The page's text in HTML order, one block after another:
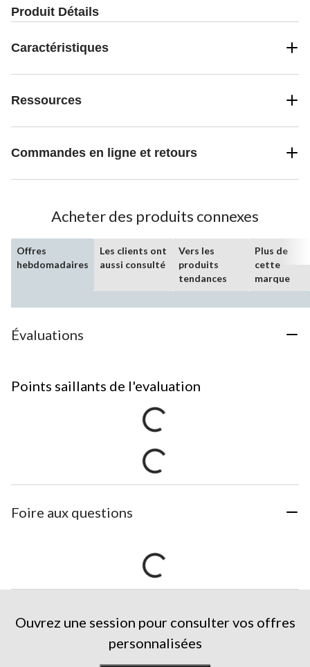
Produit Détails
Caractéristiques
Ressources
Commandes en ligne et retours
Acheter des produits connexes
Offres
hebdomadaires
Les clients ont
aussi consulté
Vers les
produits
tendances
Plus de
cette
marque
Évaluations
Points saillants de l'evaluation
Foire aux questions
Ouvrez une session pour consulter vos offres
personnalisées